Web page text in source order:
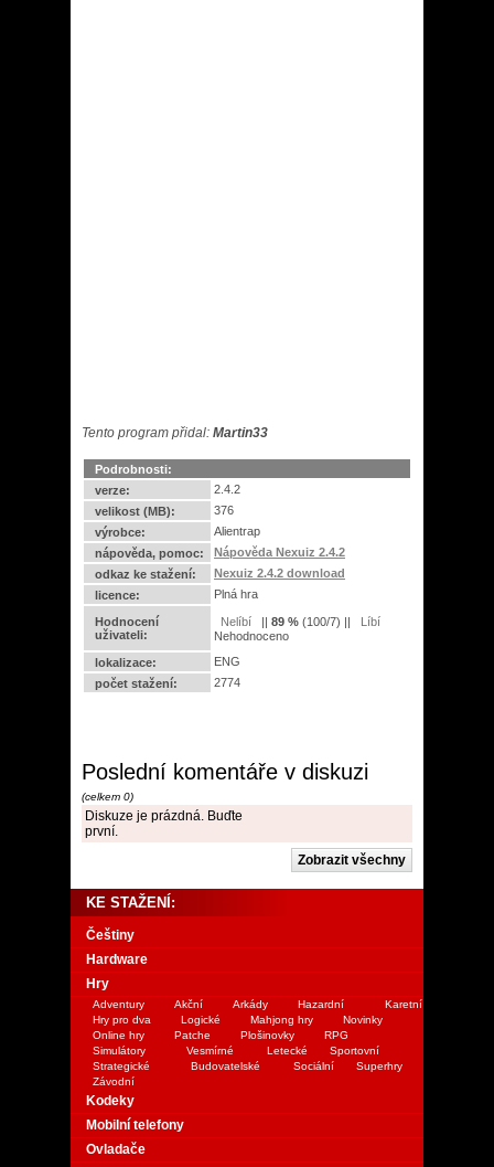
Tento program přidal: Martin33
Podrobnosti:
verze:
2.4.2
velikost (MB):
376
výrobce:
Alientrap
nápověda, pomoc:
Nápověda Nexuiz 2.4.2
odkaz ke stažení:
Nexuiz 2.4.2 download
licence:
Plná hra
Hodnocení
uživateli:
|| 89 % (100/7) ||
Nehodnoceno
lokalizace:
ENG
počet stažení:
2774
Poslední komentáře v diskuzi
(celkem 0)
Diskuze je prázdná. Buďte
první.
KE STAŽENÍ:
Češtiny
Hardware
Hry
Adventury Akční Arkády Hazardní
Karetní
Hry pro dva
Logické Mahjong hry
Novinky
Online hry
Patche Plošinovky
RPG
Simulátory
Vesmírné Letecké
Sportovní
Strategické
Budovatelské Sociální
Superhry
Závodní
Kodeky
Mobilní telefony
Ovladače